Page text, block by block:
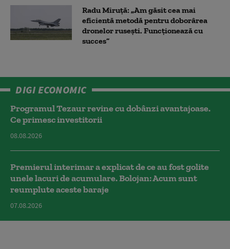
Radu Miruță: „Am găsit cea mai
eficientă metodă pentru doborârea
dronelor rusești. Funcționează cu
succes”
DIGI ECONOMIC
Programul Tezaur revine cu dobânzi avantajoase.
Ce primesc investitorii
08.08.2026
Premierul interimar a explicat de ce au fost golite
unele lacuri de acumulare. Bolojan: Acum sunt
reumplute aceste baraje
07.08.2026